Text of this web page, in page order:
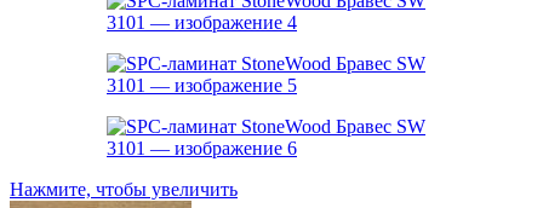
Нажмите, чтобы увеличить